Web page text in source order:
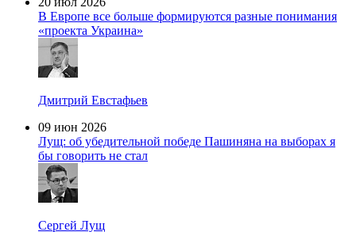
В Европе все больше формируются разные понимания
«проекта Украина»
Дмитрий Евстафьев
09 июн 2026
Лущ: об убедительной победе Пашиняна на выборах я
бы говорить не стал
Сергей Лущ